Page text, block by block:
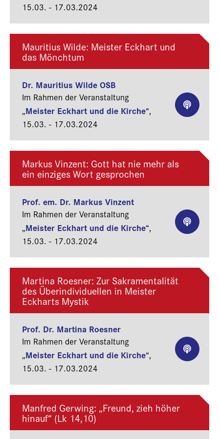
15.03. - 17.03.2024
Mauritius Wilde: Meister Eckhart und
das Mönchtum
Dr. Mauritius Wilde OSB
Im Rahmen der Veranstaltung
„Meister Eckhart und die Kirche“,
15.03. - 17.03.2024
Markus Vinzent: Gott hat nie mehr als
ein einziges Wort gesprochen
Prof. em. Dr. Markus Vinzent
Im Rahmen der Veranstaltung
„Meister Eckhart und die Kirche“,
15.03. - 17.03.2024
Martina Roesner: Zur Sakramentalität
des Überindividuellen in Meister
Eckharts Mystik
Prof. Dr. Martina Roesner
Im Rahmen der Veranstaltung
„Meister Eckhart und die Kirche“,
15.03. - 17.03.2024
Manfred Gerwing: „Freund, zieh höher
hinauf“ (Lk 14,10)